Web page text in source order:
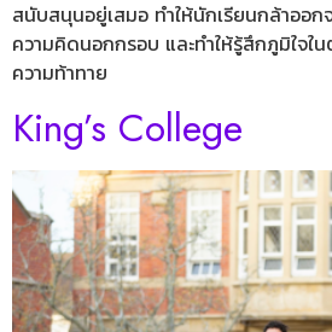
สนับสนุนอยู่เสมอ ทำให้นักเรียนกล้าออก
ความคิดนอกกรอบ และทำให้รู้สึกภูมิใจ
ความท้าทาย
King’s College